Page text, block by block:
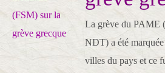
La grève du PAME
NDT) a été
villes du pays et ce